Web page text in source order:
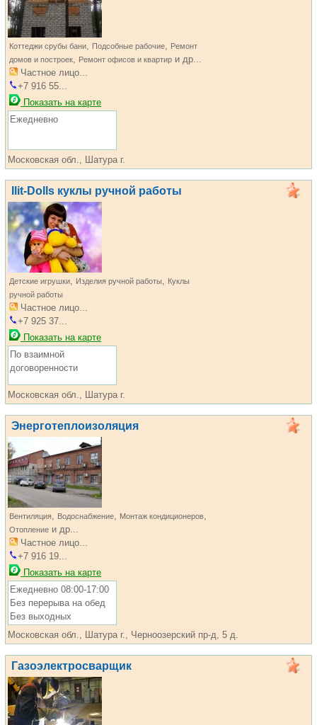
Коттеджи срубы бани, Подсобные рабочие, Ремонт
домов и построек, Ремонт офисов и квартир и др...
Частное лицо...
+7 916 55...
Показать на карте
Ежедневно
Московская обл., Шатура г.
Ilit-Dolls куклы ручной работы
Детские игрушки, Изделия ручной работы, Куклы
ручной работы
Частное лицо...
+7 925 37...
Показать на карте
По взаимной
договоренности
Московская обл., Шатура г.
Энерготеплоизоляция
Вентиляция, Водоснабжение, Монтаж кондиционеров,
Отопление и др...
Частное лицо...
+7 916 19...
Показать на карте
Ежедневно 08:00-17:00
Без перерыва на обед
Без выходных
Московская обл., Шатура г., Черноозерский пр-д, 5 д.
Газоэлектросварщик